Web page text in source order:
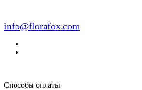
info@florafox.com
Способы оплаты